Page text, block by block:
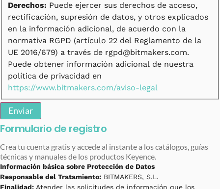
Derechos: Puede ejercer sus derechos de acceso,
rectificación, supresión de datos, y otros explicados
en la información adicional, de acuerdo con la
normativa RGPD (artículo 22 del Reglamento de la
UE 2016/679) a través de rgpd@bitmakers.com.
Puede obtener información adicional de nuestra
política de privacidad en
https://www.bitmakers.com/aviso-legal
Enviar
Formulario de registro
Crea tu cuenta gratis y accede al instante a los catálogos, guías
técnicas y manuales de los productos Keyence.
Información básica sobre Protección de Datos
Responsable del Tratamiento: BITMAKERS, S.L.
Finalidad: Atender las solicitudes de información que los